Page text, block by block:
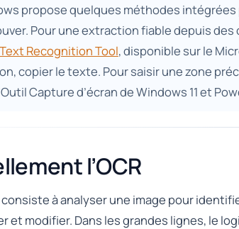
propose quelques méthodes
Pour une extraction fiable depuis
Recognition Tool, disponible sur le
copier le texte. Pour saisir une zone
Capture d’écran de Windows 11 et
l’OCR
consiste à analyser une image pour
et modifier. Dans les grandes lignes, le